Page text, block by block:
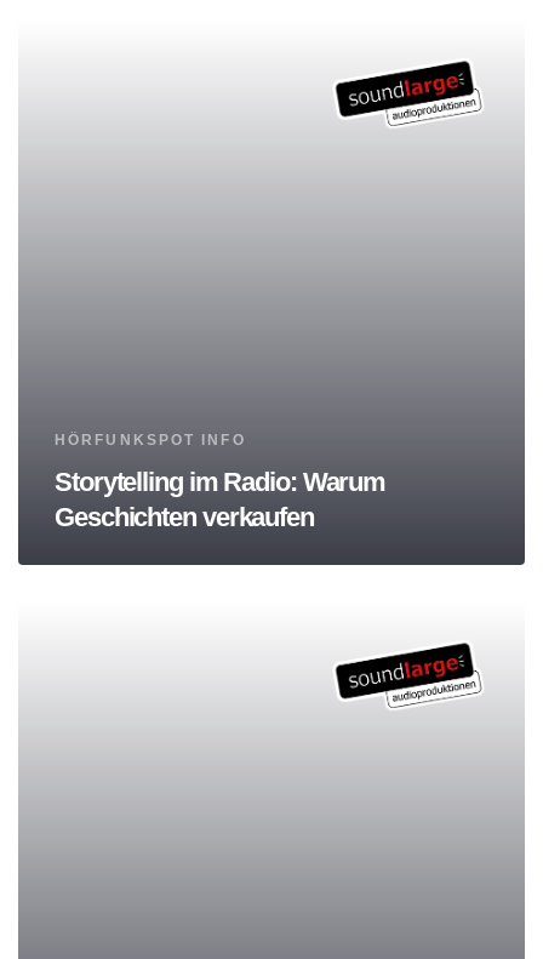
Tags
HÖRFUNKSPOT INFO
Storytelling im Radio: Warum
Geschichten verkaufen